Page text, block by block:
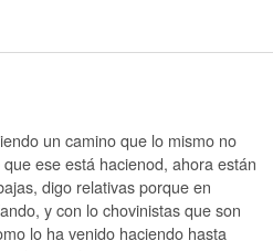
un camino que lo mismo no
ese está hacienod, ahora están
digo relativas porque en
y con lo chovinistas que son
lo ha venido haciendo hasta